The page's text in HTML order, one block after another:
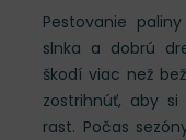
Pestovanie
slnka a dobrú
škodí viac než
zostrihnúť, aby
rast. Počas